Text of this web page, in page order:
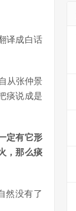
译成白话
从张仲景
痰说成是
定有它形
，那么痰
然没有了